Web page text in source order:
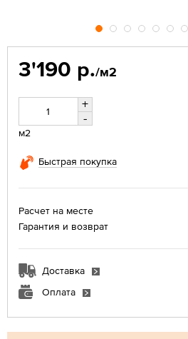
3'190 р./м2
+
-
м2
Быстрая покупка
Расчет на месте
Гарантия и возврат
Доставка
Оплата